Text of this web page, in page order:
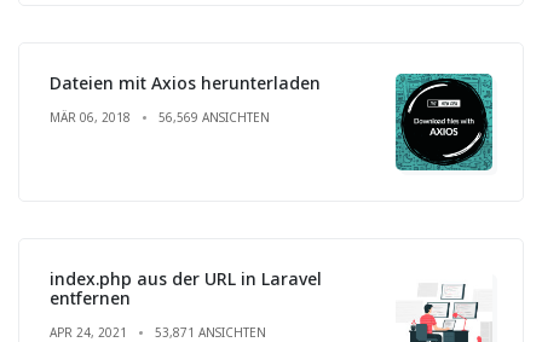
Dateien mit Axios herunterladen
MÄR 06, 2018 56,569 ANSICHTEN
index.php aus der URL in Laravel
entfernen
APR 24, 2021 53,871 ANSICHTEN